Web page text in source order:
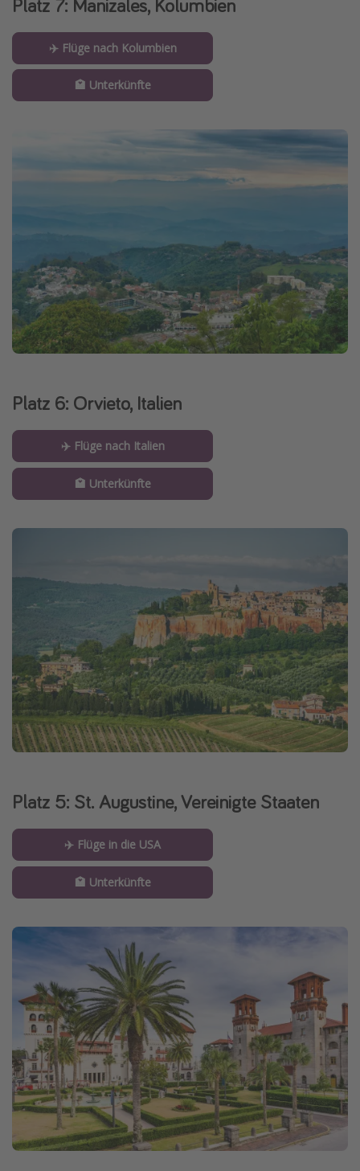
Platz 7: Manizales, Kolumbien
✈️ Flüge nach Kolumbien
🏩 Unterkünfte
Platz 6: Orvieto, Italien
✈️ Flüge nach Italien
🏩 Unterkünfte
Platz 5: St. Augustine, Vereinigte Staaten
✈️ Flüge in die USA
🏩 Unterkünfte